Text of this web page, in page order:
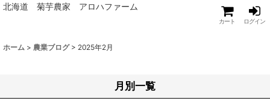
北海道 菊芋農家 アロハファーム
カート ログイン
ホーム > 農業ブログ > 2025年2月
月別一覧